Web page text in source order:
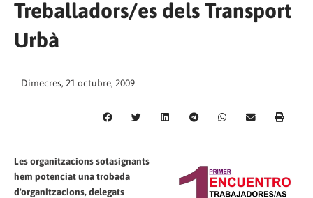
Treballadors/es dels Transport
Urbà
Dimecres, 21 octubre, 2009
Les organitzacions sotasignants
hem potenciat una trobada
d'organitzacions, delegats